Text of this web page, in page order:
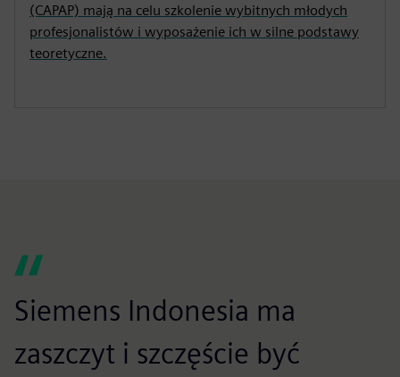
(CAPAP) mają na celu szkolenie wybitnych młodych
profesjonalistów i wyposażenie ich w silne podstawy
teoretyczne.
Siemens Indonesia ma
zaszczyt i szczęście być